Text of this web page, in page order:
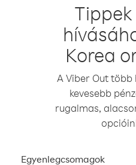
Korea
A Viber Out
kevesebb
rugalmas,
Egyenlegcsomagok